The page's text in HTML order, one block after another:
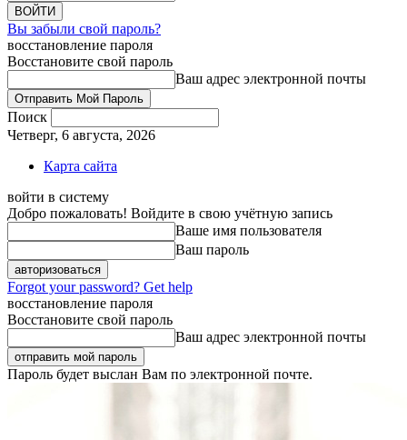
Вы забыли свой пароль?
восстановление пароля
Восстановите свой пароль
Ваш адрес электронной почты
Поиск
Четверг, 6 августа, 2026
Карта сайта
войти в систему
Добро пожаловать! Войдите в свою учётную запись
Ваше имя пользователя
Ваш пароль
Forgot your password? Get help
восстановление пароля
Восстановите свой пароль
Ваш адрес электронной почты
Пароль будет выслан Вам по электронной почте.